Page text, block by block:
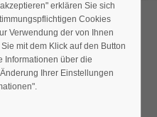
Erhalten
uns eingegangen.
Teilnahme erst mit einer
von uns gültig ist. Sie
erklären Sie sich
Cookies
Verwendung der von Ihnen
mit dem Klick auf den Button
Informationen über die
Ihrer Einstellungen